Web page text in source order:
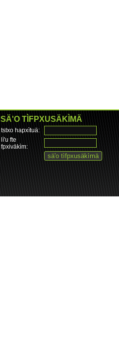
SÄ'O TÌFPXUSÄKÌMÄ
tstxo hapxìtuä:
lì'u fte
fpxiväkìm: